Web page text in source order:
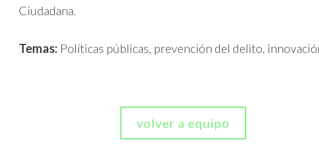
Ciudadana.
Temas: Políticas públicas, prevención del delito,
volver a equipo